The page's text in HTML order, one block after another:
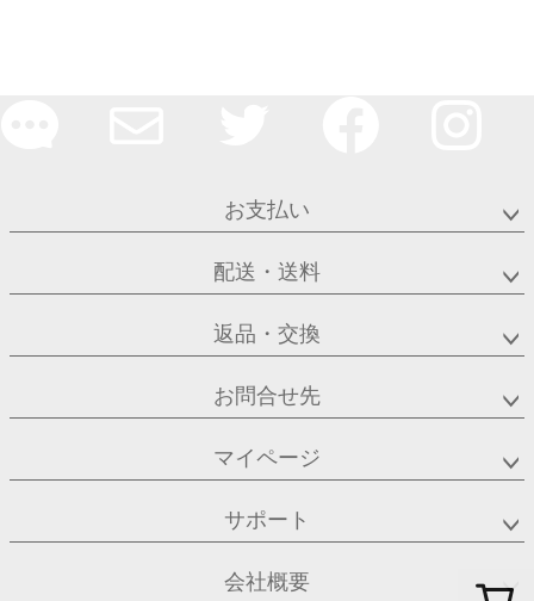
お支払い
配送・送料
返品・交換
お問合せ先
マイページ
サポート
会社概要